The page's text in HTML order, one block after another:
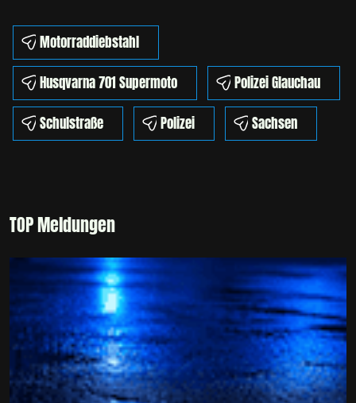
Motorraddiebstahl
Husqvarna 701 Supermoto
Polizei Glauchau
Schulstraße
Polizei Sachsen
TOP Meldungen